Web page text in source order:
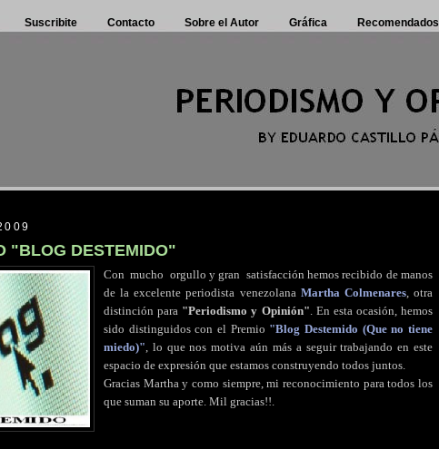
Suscribite Contacto Sobre el Autor Gráfica Recomendados
"BLOG DESTEMIDO"
Con .mucho orgullo y gran satisfacción hemos recibido de manos
de la excelente periodista venezolana Martha Colmenares, otra
distinción para "Periodismo y Opinión". En esta ocasión, hemos
sido distinguidos con el Premio "Blog Destemido (Que no tiene
miedo)", lo que nos motiva aún más a seguir trabajando en este
espacio de expresión que estamos construyendo todos juntos.
Gracias Martha y como siempre, mi reconocimiento para todos los
que suman su aporte. Mil gracias!!.